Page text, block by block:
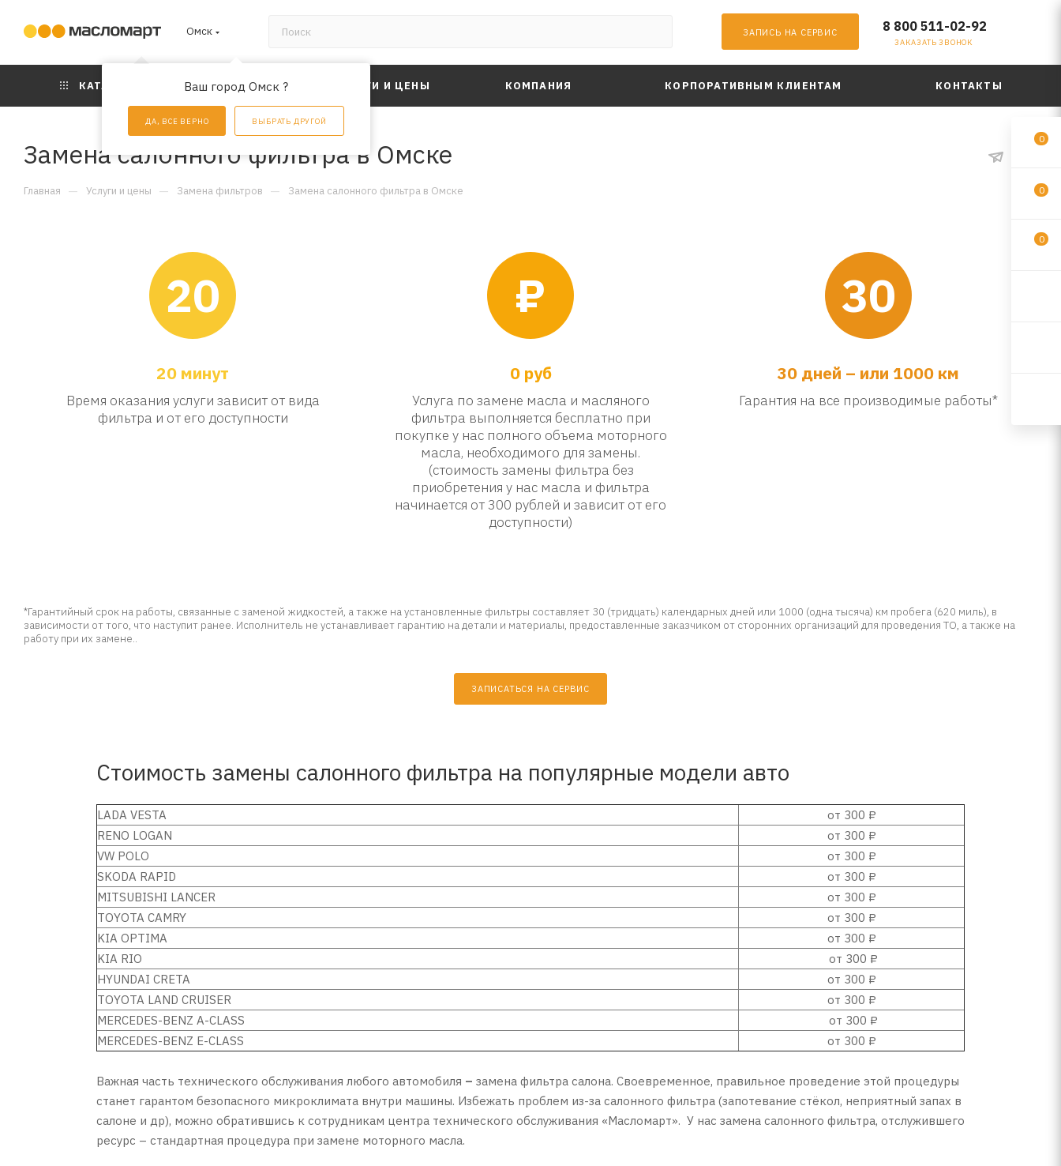
Омск
Ваш город Омск ?
ДА, ВСЕ ВЕРНО ВЫБРАТЬ ДРУГОЙ
ЗАПИСЬ НА СЕРВИС 8 800 511-02-92
ЗАКАЗАТЬ ЗВОНОК
КАТАЛОГ АКЦИИ УСЛУГИ И ЦЕНЫ КОМПАНИЯ КОРПОРАТИВНЫМ КЛИЕНТАМ КОНТАКТЫ
Замена салонного фильтра в Омске
Главная — Услуги и цены — Замена фильтров — Замена салонного фильтра в Омске
20
20 минут
Время оказания услуги зависит от вида
фильтра и от его доступности
₽
0 руб
Услуга по замене масла и масляного
фильтра выполняется бесплатно при
покупке у нас полного объема моторного
масла, необходимого для замены.
(стоимость замены фильтра без
приобретения у нас масла и фильтра
начинается от 300 рублей и зависит от его
доступности)
30
30 дней – или 1000 км
Гарантия на все производимые работы*
*Гарантийный срок на работы, связанные с заменой жидкостей, а также на установленные фильтры составляет 30 (тридцать) календарных дней или 1000 (одна тысяча) км пробега (620 миль), в
зависимости от того, что наступит ранее. Исполнитель не устанавливает гарантию на детали и материалы, предоставленные заказчиком от сторонних организаций для проведения ТО, а также на
работу при их замене..
ЗАПИСАТЬСЯ НА СЕРВИС
Стоимость замены салонного фильтра на популярные модели авто
LADA VESTA
от 300 ₽
RENO LOGAN
от 300 ₽
VW POLO
от 300 ₽
SKODA RAPID
от 300 ₽
MITSUBISHI LANCER
от 300 ₽
TOYOTA CAMRY
от 300 ₽
KIA OPTIMA
от 300 ₽
KIA RIO
от 300 ₽
HYUNDAI CRETA
от 300 ₽
TOYOTA LAND CRUISER
от 300 ₽
MERCEDES-BENZ A-CLASS
от 300 ₽
MERCEDES-BENZ E-CLASS
от 300 ₽
Важная часть технического обслуживания любого автомобиля – замена фильтра салона. Своевременное, правильное проведение этой процедуры
станет гарантом безопасного микроклимата внутри машины. Избежать проблем из-за салонного фильтра (запотевание стёкол, неприятный запах в
салоне и др), можно обратившись к сотрудникам центра технического обслуживания «Масломарт». У нас замена салонного фильтра, отслужившего
ресурс – стандартная процедура при замене моторного масла.
0
0
0